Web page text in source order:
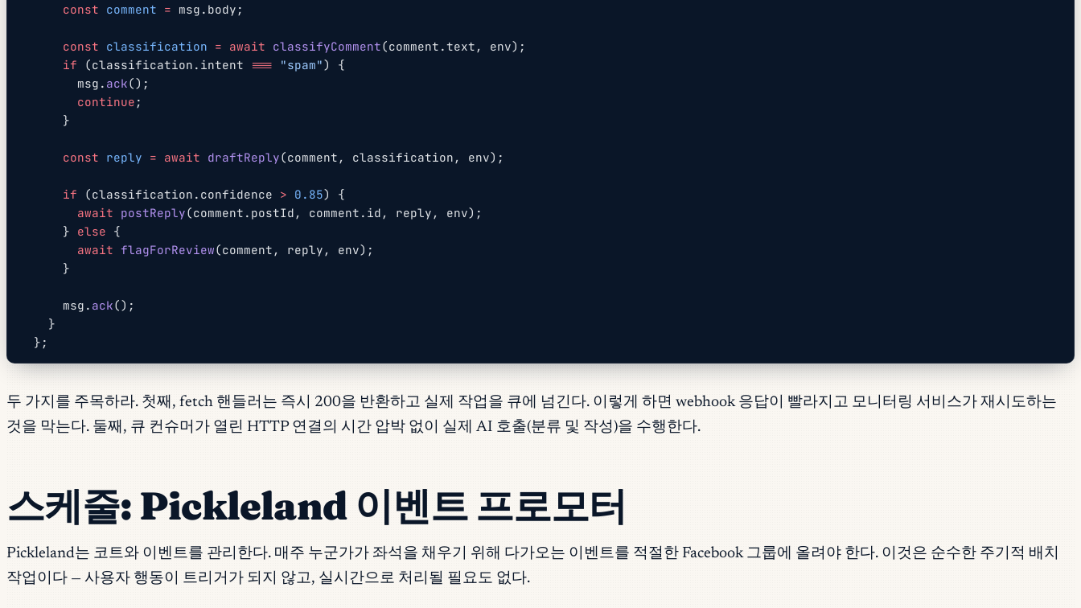
      const
comment = msg.body;
      const
classification = await classifyComment(comment.text, env);
      if
(classification.intent === "spam") {
        msg.
ack();
        continue
;
      }
      const
reply = await draftReply(comment, classification, env);
      if
(classification.confidence > 0.85) {
        await
postReply(comment.postId, comment.id, reply, env);
      }
else {
        await
flagForReview(comment, reply, env);
      }
      msg.
ack();
    }
  };
두 가지를 주목하라. 첫째, fetch 핸들러는 즉시 200을 반환하고 실제 작업을 큐에 넘긴다. 이렇게 하면 webhook 응답이 빨라지고 모니터링 서비스가 재시도하는
것을 막는다. 둘째, 큐 컨슈머가 열린 HTTP 연결의 시간 압박 없이 실제 AI 호출(분류 및 작성)을 수행한다.
스케줄: Pickleland 이벤트 프로모터
Pickleland는 코트와 이벤트를 관리한다. 매주 누군가가 좌석을 채우기 위해 다가오는 이벤트를 적절한 Facebook 그룹에 올려야 한다. 이것은 순수한 주기적 배치
작업이다 — 사용자 행동이 트리거가 되지 않고, 실시간으로 처리될 필요도 없다.